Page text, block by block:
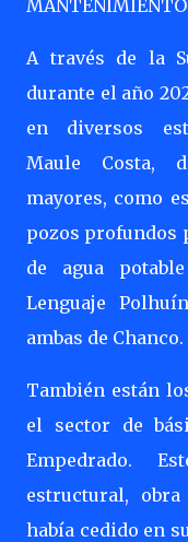
MANTENIMIENTO
A través de la
durante el año
en diversos
Maule Costa,
mayores, como
pozos profundos
de agua
Lenguaje
ambas de Chanco.
También están
el sector de
Empedrado.
estructural,
había cedido en